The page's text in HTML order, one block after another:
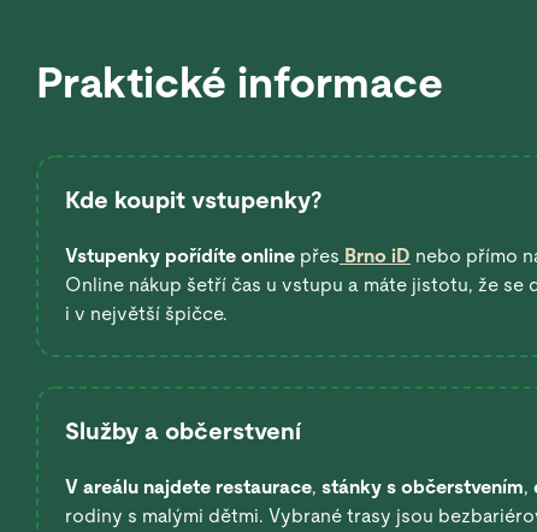
Praktické informace
Kde koupit vstupenky?
Vstupenky pořídíte online přes Brno iD nebo přímo
Online nákup šetří čas u vstupu a máte jistotu, že se
i v největší špičce.
Služby a občerstvení
V areálu najdete restaurace, stánky s občerstvením,
rodiny s malými dětmi. Vybrané trasy jsou